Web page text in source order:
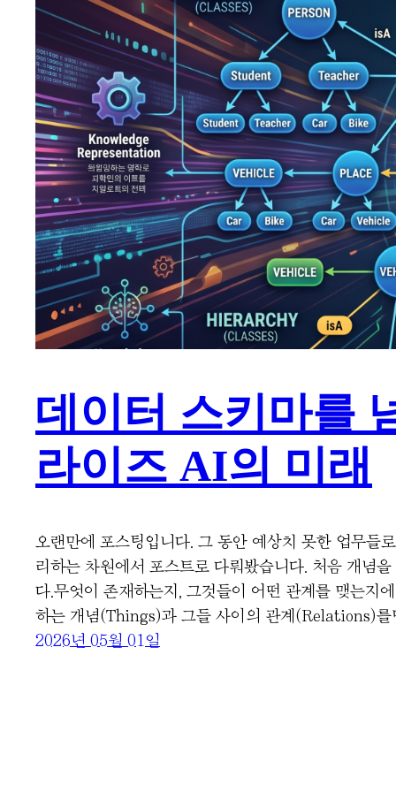
데이터 스키마를
라이즈 AI의 미래
오랜만에 포스팅입니다. 그 동안 예상치 못한 업무들
리하는 차원에서 포스트로 다뤄봤습니다. 처음 개념
다.무엇이 존재하는지, 그것들이 어떤 관계를 맺는
하는 개념(Things)과 그들 사이의 관계(Relations)
2026년 05월 01일